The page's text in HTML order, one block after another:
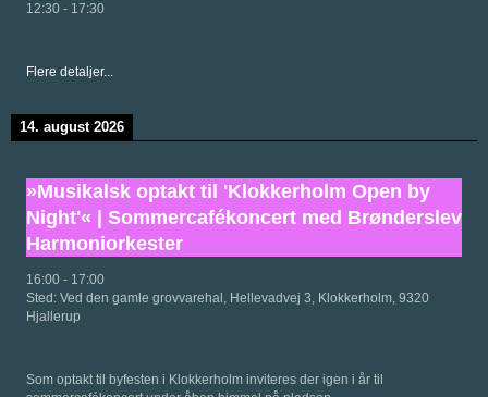
12:30 - 17:30
Flere detaljer...
14. august 2026
»Musikalsk optakt til 'Klokkerholm Open by
Night'« | Sommercafékoncert med Brønderslev
Harmoniorkester
16:00 - 17:00
Sted: Ved den gamle grovvarehal, Hellevadvej 3, Klokkerholm, 9320
Hjallerup
Som optakt til byfesten i Klokkerholm inviteres der igen i år til